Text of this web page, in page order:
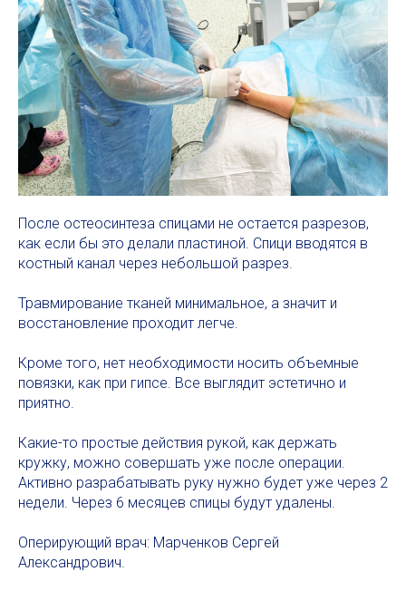
После остеосинтеза спицами не остается разрезов,
как если бы это делали пластиной. Спици вводятся в
костный канал через небольшой разрез.
Травмирование тканей минимальное, а значит и
восстановление проходит легче.
Кроме того, нет необходимости носить объемные
повязки, как при гипсе. Все выглядит эстетично и
приятно.
Какие-то простые действия рукой, как держать
кружку, можно совершать уже после операции.
Активно разрабатывать руку нужно будет уже через 2
недели. Через 6 месяцев спицы будут удалены.
Оперирующий врач: Марченков Сергей
Александрович.